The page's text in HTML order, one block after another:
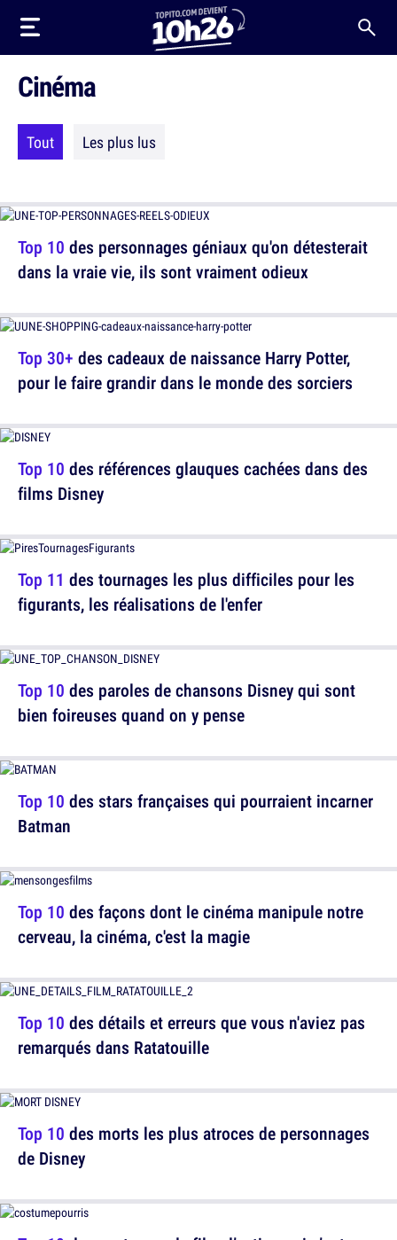
Cinéma
Tout Les plus lus
Top 10 des personnages géniaux qu'on détesterait
dans la vraie vie, ils sont vraiment odieux
Top 10 des références glauques cachées dans des
films Disney
Top 10 des paroles de chansons Disney qui sont
bien foireuses quand on y pense
Top 10 des façons dont le cinéma manipule notre
cerveau, la cinéma, c'est la magie
Top 10 des morts les plus atroces de personnages
de Disney
Top 30+ des cadeaux de naissance Harry Potter,
pour le faire grandir dans le monde des sorciers
Top 11 des tournages les plus difficiles pour les
figurants, les réalisations de l'enfer
Top 10 des stars françaises qui pourraient incarner
Batman
Top 10 des détails et erreurs que vous n'aviez pas
remarqués dans Ratatouille